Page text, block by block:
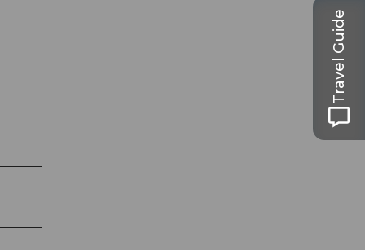
Travel Guide